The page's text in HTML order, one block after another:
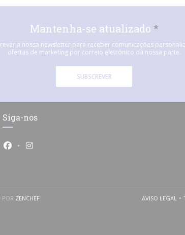
Mantenha-se atualizado *
a nossa newsletter para receber comunicações
ofertas de marketing por correio eletrónico da nossa parte.
SUBSCREVER
Siga-nos
Facebook ((abre numa nova janela))
Instagram ((abre numa nova janela))
POR ZENCHEF((ABRE NUMA NOVA JANELA)) AVISO LEGAL
((ABRE